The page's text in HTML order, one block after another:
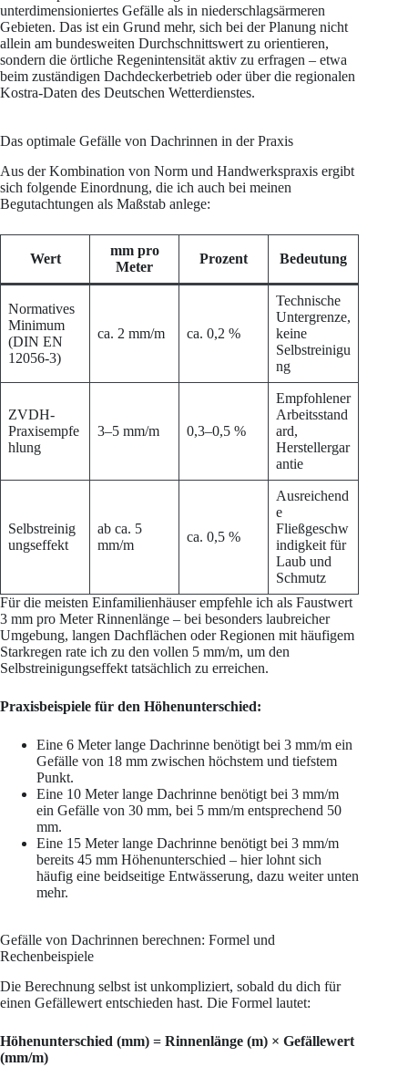
unterdimensioniertes Gefälle als in niederschlagsärmeren
Gebieten. Das ist ein Grund mehr, sich bei der Planung nicht
allein am bundesweiten Durchschnittswert zu orientieren,
sondern die örtliche Regenintensität aktiv zu erfragen – etwa
beim zuständigen Dachdeckerbetrieb oder über die regionalen
Kostra-Daten des Deutschen Wetterdienstes.
Das optimale Gefälle von Dachrinnen in der Praxis
Aus der Kombination von Norm und Handwerkspraxis ergibt
sich folgende Einordnung, die ich auch bei meinen
Begutachtungen als Maßstab anlege:
Wert
mm pro
Meter
Prozent Bedeutung
Normatives
Minimum
(DIN EN
12056-3)
ca. 2 mm/m ca. 0,2 %
Technische
Untergrenze,
keine
Selbstreinigu
ng
ZVDH-
Praxisempfe
hlung
3–5 mm/m 0,3–0,5 %
Empfohlener
Arbeitsstand
ard,
Herstellergar
antie
Selbstreinig
ungseffekt
ab ca. 5
mm/m
ca. 0,5 %
Ausreichend
e
Fließgeschw
indigkeit für
Laub und
Schmutz
Für die meisten Einfamilienhäuser empfehle ich als Faustwert
3 mm pro Meter Rinnenlänge – bei besonders laubreicher
Umgebung, langen Dachflächen oder Regionen mit häufigem
Starkregen rate ich zu den vollen 5 mm/m, um den
Selbstreinigungseffekt tatsächlich zu erreichen.
Praxisbeispiele für den Höhenunterschied:
Eine 6 Meter lange Dachrinne benötigt bei 3 mm/m ein
Gefälle von 18 mm zwischen höchstem und tiefstem
Punkt.
Eine 10 Meter lange Dachrinne benötigt bei 3 mm/m
ein Gefälle von 30 mm, bei 5 mm/m entsprechend 50
mm.
Eine 15 Meter lange Dachrinne benötigt bei 3 mm/m
bereits 45 mm Höhenunterschied – hier lohnt sich
häufig eine beidseitige Entwässerung, dazu weiter unten
mehr.
Gefälle von Dachrinnen berechnen: Formel und
Rechenbeispiele
Die Berechnung selbst ist unkompliziert, sobald du dich für
einen Gefällewert entschieden hast. Die Formel lautet:
Höhenunterschied (mm) = Rinnenlänge (m) × Gefällewert
(mm/m)